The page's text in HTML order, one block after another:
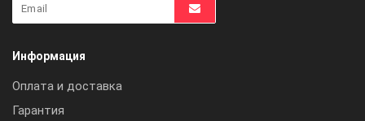
Информация
Оплата и доставка
Гарантия